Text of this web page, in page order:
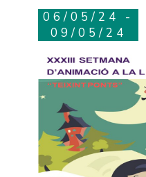
06/05/24 -
09/05/24